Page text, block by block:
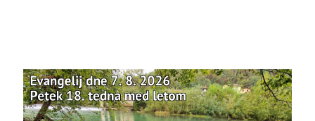
Photo
View on Facebook · Share